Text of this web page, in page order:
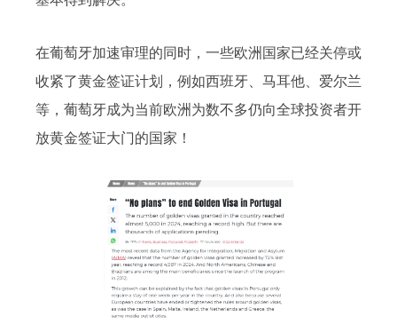
在葡萄牙加速审理的同时，一些欧洲国家已经关停或
收紧了黄金签证计划，例如西班牙、马耳他、爱尔兰
等，葡萄牙成为当前欧洲为数不多仍向全球投资者开
放黄金签证大门的国家！